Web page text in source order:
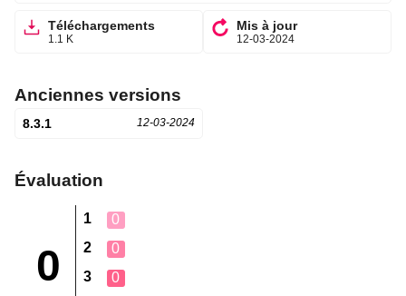
Téléchargements
1.1 K
Mis à jour
12-03-2024
Anciennes versions
8.3.1 12-03-2024
Évaluation
0
1
0
2
0
3
0